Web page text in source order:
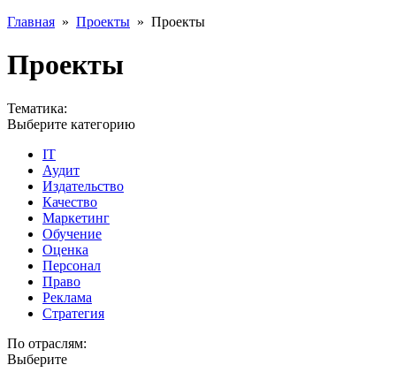
Главная » Проекты » Проекты
Проекты
Тематика:
Выберите категорию
IT
Аудит
Издательство
Качество
Маркетинг
Обучение
Оценка
Персонал
Право
Реклама
Стратегия
По отраслям:
Выберите